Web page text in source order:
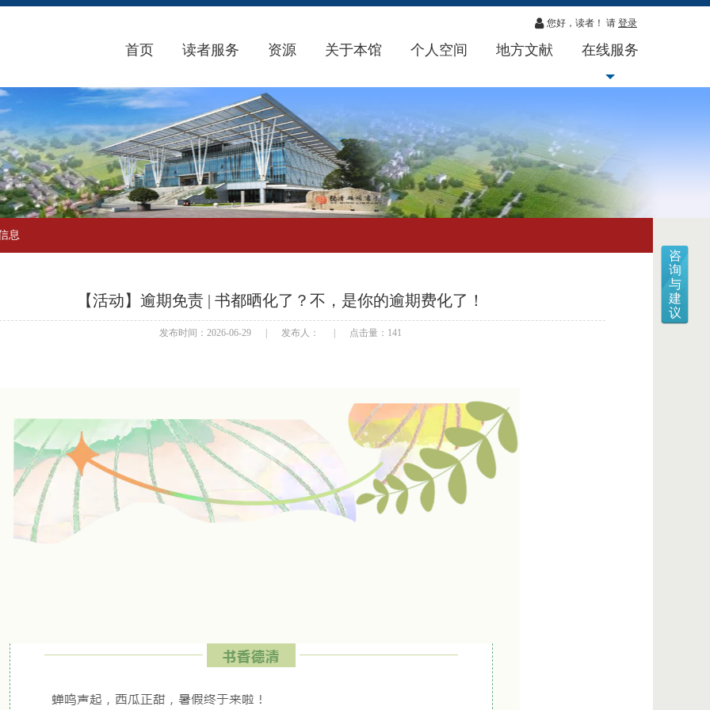
首页 读者服务 资源 关于本馆 个人空间 地方文献 在线服务
您好，读者！ 请 登录
咨
询
与
建
议
息
【活动】逾期免责 | 书都晒化了？不，是你的逾期费化了！
发布时间：2026-06-29 发布人： 点击量：141